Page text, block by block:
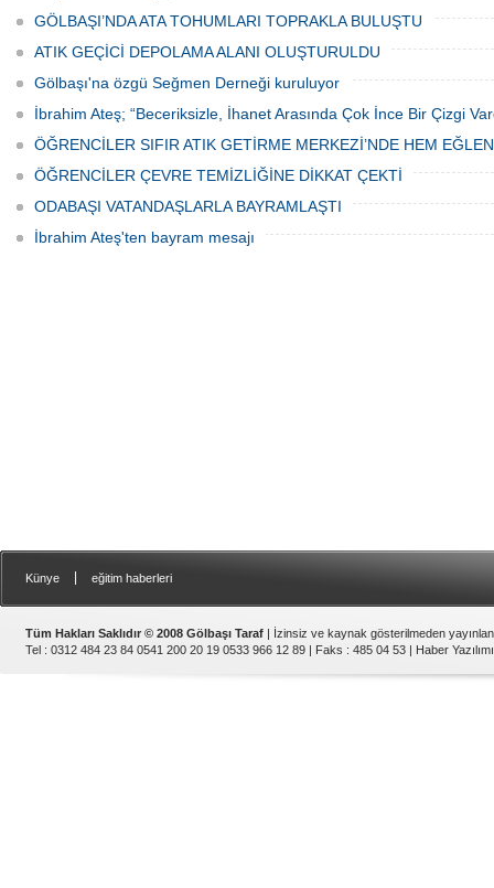
GÖLBAŞI’NDA ATA TOHUMLARI TOPRAKLA BULUŞTU
ATIK GEÇİCİ DEPOLAMA ALANI OLUŞTURULDU
Gölbaşı'na özgü Seğmen Derneği kuruluyor
İbrahim Ateş; “Beceriksizle, İhanet Arasında Çok İnce Bir Çizgi
ÖĞRENCİLER SIFIR ATIK GETİRME MERKEZİ’NDE HEM
ÖĞRENCİLER ÇEVRE TEMİZLİĞİNE DİKKAT ÇEKTİ
ODABAŞI VATANDAŞLARLA BAYRAMLAŞTI
İbrahim Ateş'ten bayram mesajı
Künye eğitim haberleri
Tüm Hakları Saklıdır © 2008 Gölbaşı Taraf | İzinsiz ve kaynak gösterilmeden
Tel : 0312 484 23 84 0541 200 20 19 0533 966 12 89 | Faks : 485 04 53 | Haber Yazılımı